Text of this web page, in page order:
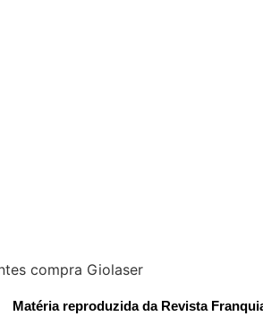
Matéria reproduzida da Revista